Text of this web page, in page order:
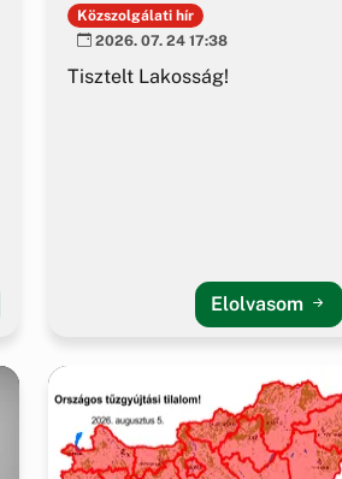
Közszolgálati hír
2026. 07. 24 17:38
Tisztelt Lakosság!
Elolvasom